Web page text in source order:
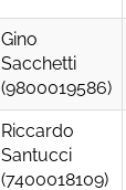
Gino
Sacchetti
(9800019586)
Riccardo
Santucci
(7400018109)